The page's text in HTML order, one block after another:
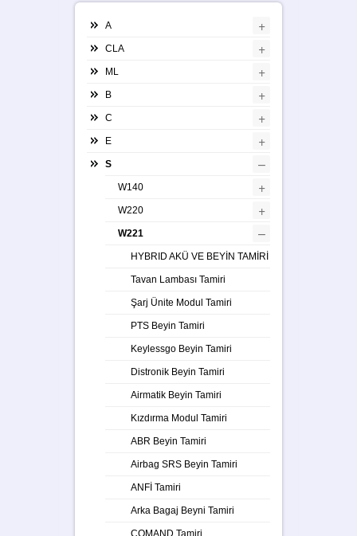
A +
CLA +
ML +
B +
C +
E +
S –
W140 +
W220 +
W221 –
HYBRID AKÜ VE BEYİN TAMİRİ
Tavan Lambası Tamiri
Şarj Ünite Modul Tamiri
PTS Beyin Tamiri
Keylessgo Beyin Tamiri
Distronik Beyin Tamiri
Airmatik Beyin Tamiri
Kızdırma Modul Tamiri
ABR Beyin Tamiri
Airbag SRS Beyin Tamiri
ANFİ Tamiri
Arka Bagaj Beyni Tamiri
COMAND Tamiri